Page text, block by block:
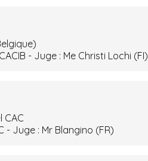
- Juge : Me Christi Lochi (FI)
CAC
- Juge : Mr Blangino (FR)